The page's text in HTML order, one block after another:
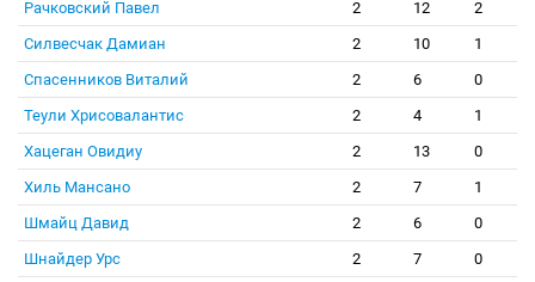
Рачковский Павел 2 12
2
Силвесчак Дамиан
2 10
1
Спасенников Виталий
2 6
0
Теули Хрисовалантис
2 4
1
Хацеган Овидиу
2 13
0
Хиль Мансано
2 7
1
Шмайц Давид
2 6
0
Шнайдер Урс
2 7
0